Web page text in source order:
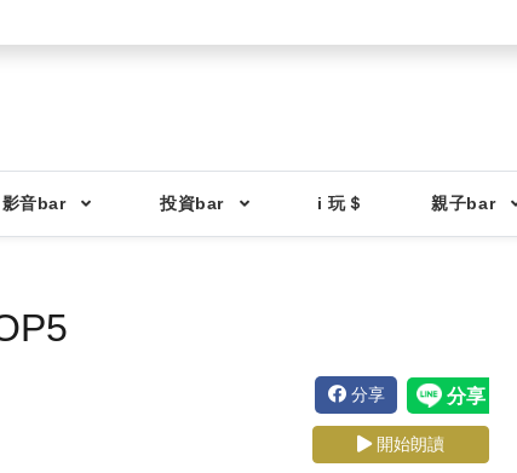
音bar 投資bar i 玩＄ 親子bar
分享
開始朗讀